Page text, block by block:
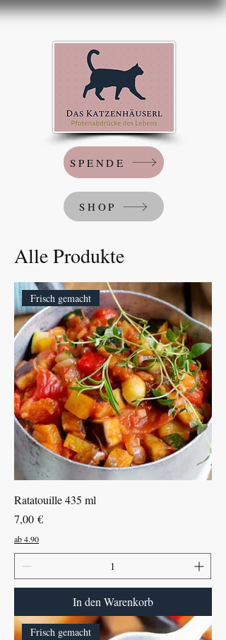
SPENDE
SHOP
Alle Produkte
Frisch gemacht
Ratatouille 435 ml
Preis
7,00 €
ab 4.90
In den Warenkorb
Frisch gemacht